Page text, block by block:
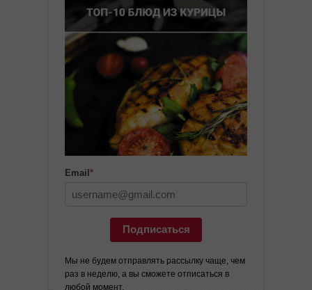
Email *
Подписаться
Мы не будем отправлять рассылку чаще, чем
раз в неделю, а вы сможете отписаться в
любой момент.